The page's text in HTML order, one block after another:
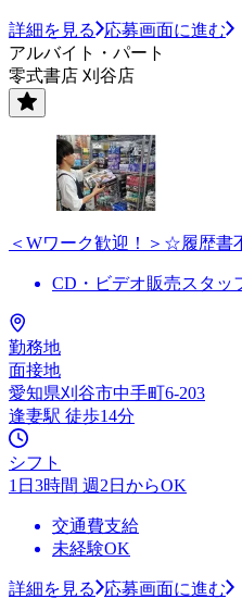
詳細を見る
応募画面に進む
アルバイト・パート
零式書店 刈谷店
＜Wワーク歓迎！＞☆履歴書
CD・ビデオ販売スタッ
勤務地
面接地
愛知県刈谷市中手町6-203
逢妻駅 徒歩14分
シフト
1日3時間 週2日からOK
交通費支給
未経験OK
詳細を見る 応募画面に進む